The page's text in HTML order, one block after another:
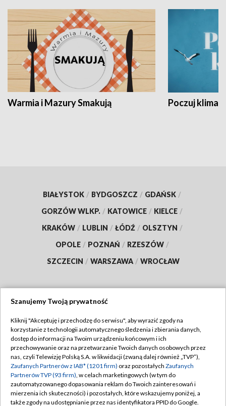
Warmia i Mazury Smakują Poczuj klimat
BIAŁYSTOK / BYDGOSZCZ / GDAŃSK /
GORZÓW WLKP. / KATOWICE / KIELCE /
KRAKÓW / LUBLIN / ŁÓDŹ / OLSZTYN /
OPOLE / POZNAŃ / RZESZÓW /
SZCZECIN / WARSZAWA / WROCŁAW
TVP
Abonament TVP
Emisja w TVP
Centrum informacji TVP
Naziemna Telewizja Cyfrowa
Regulamin TVP
Polityka prywatności
Moje zgody
Pomoc
Szanujemy Twoją prywatność
Kliknij "Akceptuję i przechodzę do serwisu", aby wyrazić zgody na
korzystanie z technologii automatycznego śledzenia i zbierania danych,
dostęp do informacji na Twoim urządzeniu końcowym i ich
przechowywanie oraz na przetwarzanie Twoich danych osobowych przez
nas, czyli Telewizję Polską S.A. w likwidacji (zwaną dalej również „TVP”),
Zaufanych Partnerów z IAB* (1201 firm) oraz pozostałych Zaufanych
Partnerów TVP (93 firm), w celach marketingowych (w tym do
zautomatyzowanego dopasowania reklam do Twoich zainteresowań i
mierzenia ich skuteczności) i pozostałych, które wskazujemy poniżej, a
także zgody na udostępnianie przez nas identyfikatora PPID do Google.